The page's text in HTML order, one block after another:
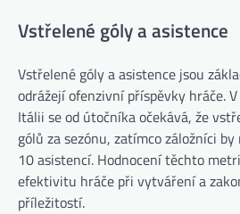
Vstřelené góly a asistence
Vstřelené góly a asistence jsou
odrážejí ofenzivní příspěvky hráče.
Itálii se od útočníka očekává, že
gólů za sezónu, zatímco záložníci
10 asistencí. Hodnocení těchto
efektivitu hráče při vytváření a
příležitostí.